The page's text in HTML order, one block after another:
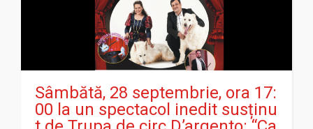
Sâmbătă, 28 septembrie, ora 17:
00 la un spectacol inedit susținu